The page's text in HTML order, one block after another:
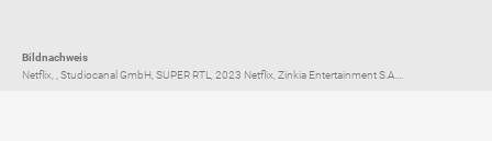
Bildnachweis
Netflix, , Studiocanal GmbH, SUPER RTL, 2023 Netflix, Zinkia Entertainment S.A....